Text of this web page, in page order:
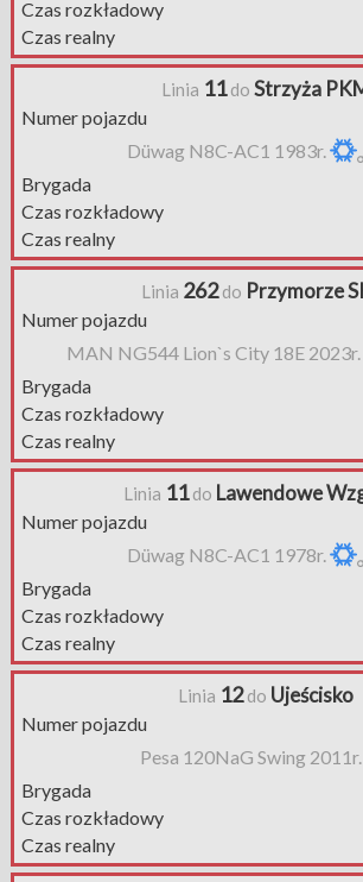
Czas rozkładowy
Czas realny
Linia 11do Strzyża
Numer pojazdu
Düwag N8C-AC1 1983r.
Brygada
Czas rozkładowy
Czas realny
Linia 262do Przymorze
Numer pojazdu
MAN NG544 Lion`s City 18E 2023r.
Brygada
Czas rozkładowy
Czas realny
Linia 11do Lawendowe
Numer pojazdu
Düwag N8C-AC1 1978r.
Brygada
Czas rozkładowy
Czas realny
Linia 12do Ujeścisko
Numer pojazdu
Pesa 120NaG Swing 2011r.
Brygada
Czas rozkładowy
Czas realny